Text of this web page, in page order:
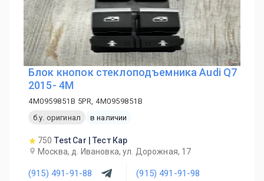
Блок кнопок стеклоподъемника Audi Q7
2015- 4M
4M0959851B 5PR, 4M0959851B
б.у. оригинал
в наличии
750 Test Car | Тест Кар
Москва, д. Ивановка, ул. Дорожная, 17
(915) 491-91-88 (915) 491-91-98